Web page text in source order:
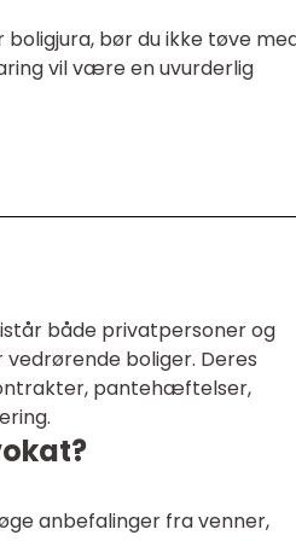
bør du ikke tøve
vil være en uvurderlig
både privatpersoner og
boliger. Deres
pantehæftelser,
anbefalinger fra venner,